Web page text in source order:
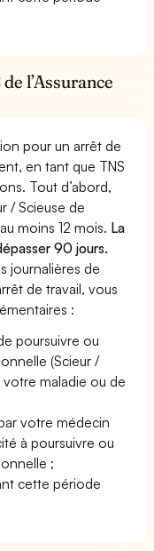
l’Assurance
pour un arrêt de
en tant que TNS
Tout d’abord,
/ Scieuse de
moins 12 mois. La
90 jours.
journalières de
de travail, vous
:
poursuivre ou
(Scieur /
maladie ou de
votre médecin
à poursuivre ou
;
cette période